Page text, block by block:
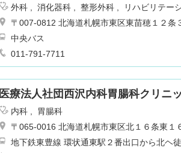
外科 消化器科 整形外科
リハビリテー
〒007-0812 北海道札幌市東区東苗穂１２条
中央バス
011-791-7711
医療法人社団西沢内科胃腸科クリニ
内科
胃腸科
〒065-0016 北海道札幌市東区北１６条東
地下鉄東豊線 環状通東駅２番出口から北ヘ